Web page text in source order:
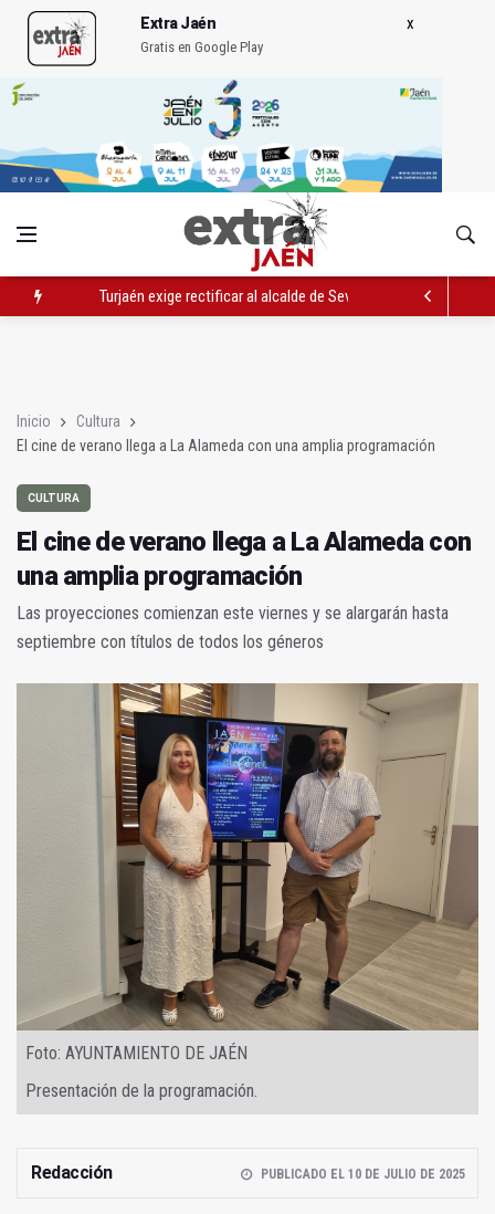
Extra Jaén
Gratis en Google Play
Turjaén exige rectificar al alcalde de Sevilla por
Inicio
Cultura
El cine de verano llega a La Alameda con una amplia programación
CULTURA
El cine de verano llega a La Alameda con
una amplia programación
Las proyecciones comienzan este viernes y se alargarán hasta
septiembre con títulos de todos los géneros
Foto: AYUNTAMIENTO DE JAÉN
Presentación de la programación.
Redacción PUBLICADO EL 10 DE JULIO DE 2025